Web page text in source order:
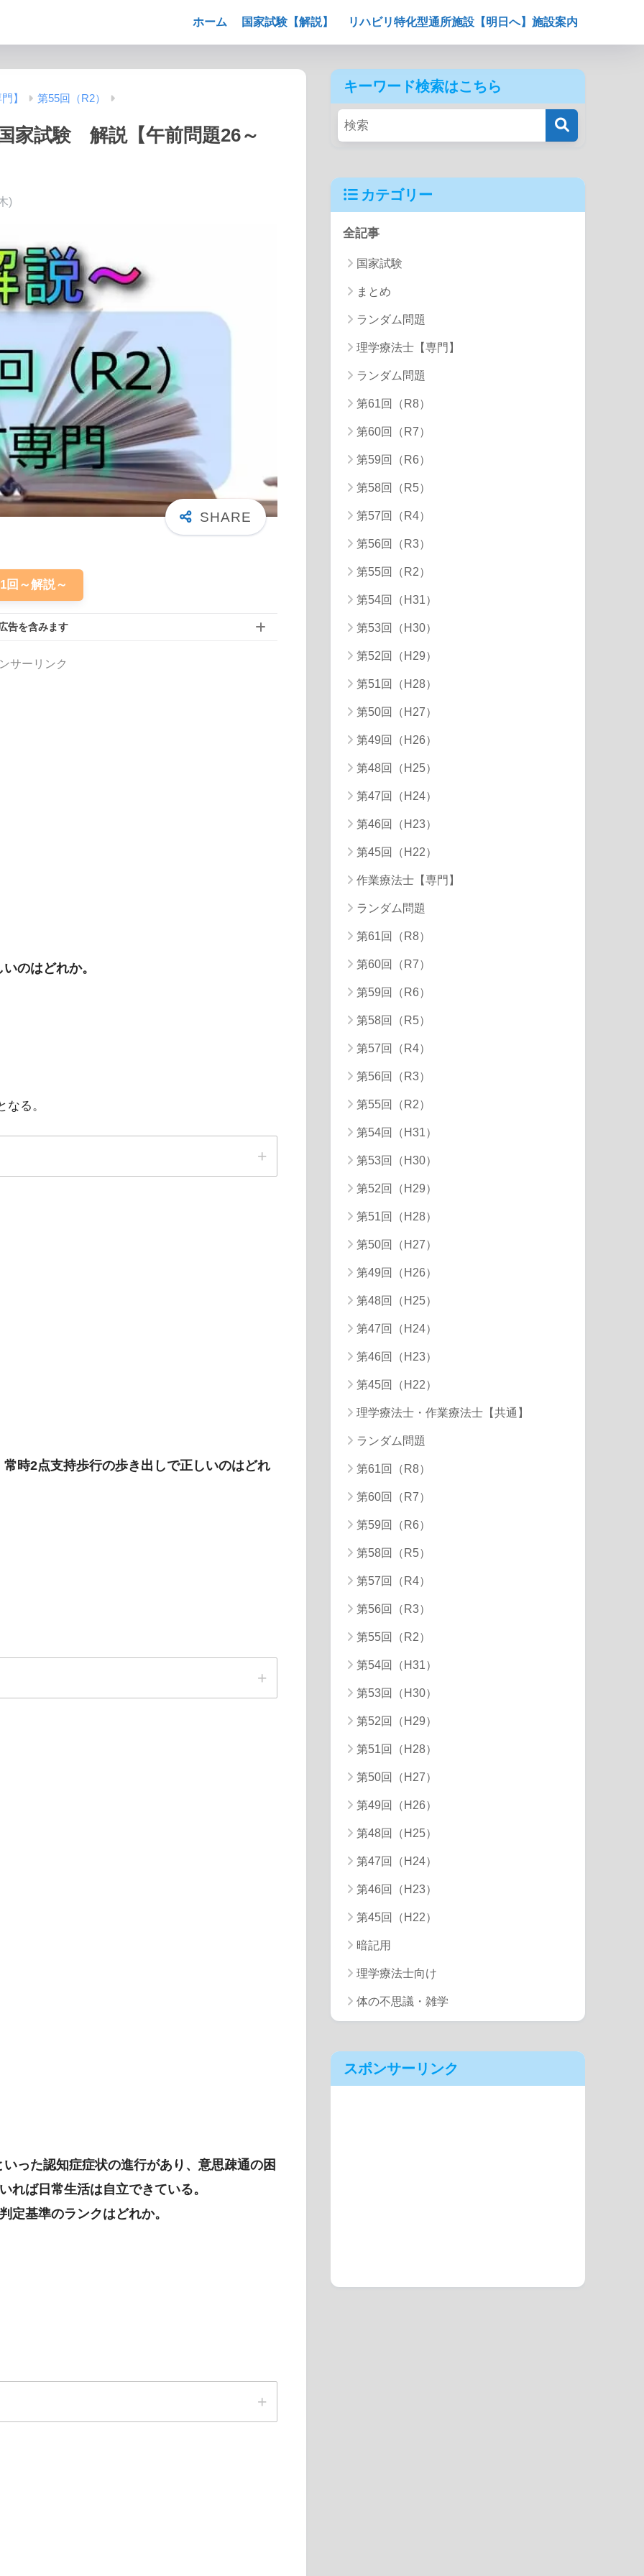
ホーム 国家試験【解説】 リハビリ特化型通所施設【明日へ】施設案内
】 第55回（R2）
家試験 解説【午前問題26～
)
回～解説～
告を含みます
サーリンク
のはどれか。
る。
時2点支持歩行の歩き出しで正しいのはどれ
った認知症症状の進行があり、意思疎通の困
れば日常生活は自立できている。
基準のランクはどれか。
キーワード検索はこちら
カテゴリー
全記事
国家試験
まとめ
ランダム問題
理学療法士【専門】
ランダム問題
第61回（R8）
第60回（R7）
第59回（R6）
第58回（R5）
第57回（R4）
第56回（R3）
第55回（R2）
第54回（H31）
第53回（H30）
第52回（H29）
第51回（H28）
第50回（H27）
第49回（H26）
第48回（H25）
第47回（H24）
第46回（H23）
第45回（H22）
作業療法士【専門】
ランダム問題
第61回（R8）
第60回（R7）
第59回（R6）
第58回（R5）
第57回（R4）
第56回（R3）
第55回（R2）
第54回（H31）
第53回（H30）
第52回（H29）
第51回（H28）
第50回（H27）
第49回（H26）
第48回（H25）
第47回（H24）
第46回（H23）
第45回（H22）
理学療法士・作業療法士【共通】
ランダム問題
第61回（R8）
第60回（R7）
第59回（R6）
第58回（R5）
第57回（R4）
第56回（R3）
第55回（R2）
第54回（H31）
第53回（H30）
第52回（H29）
第51回（H28）
第50回（H27）
第49回（H26）
第48回（H25）
第47回（H24）
第46回（H23）
第45回（H22）
暗記用
理学療法士向け
体の不思議・雑学
スポンサーリンク